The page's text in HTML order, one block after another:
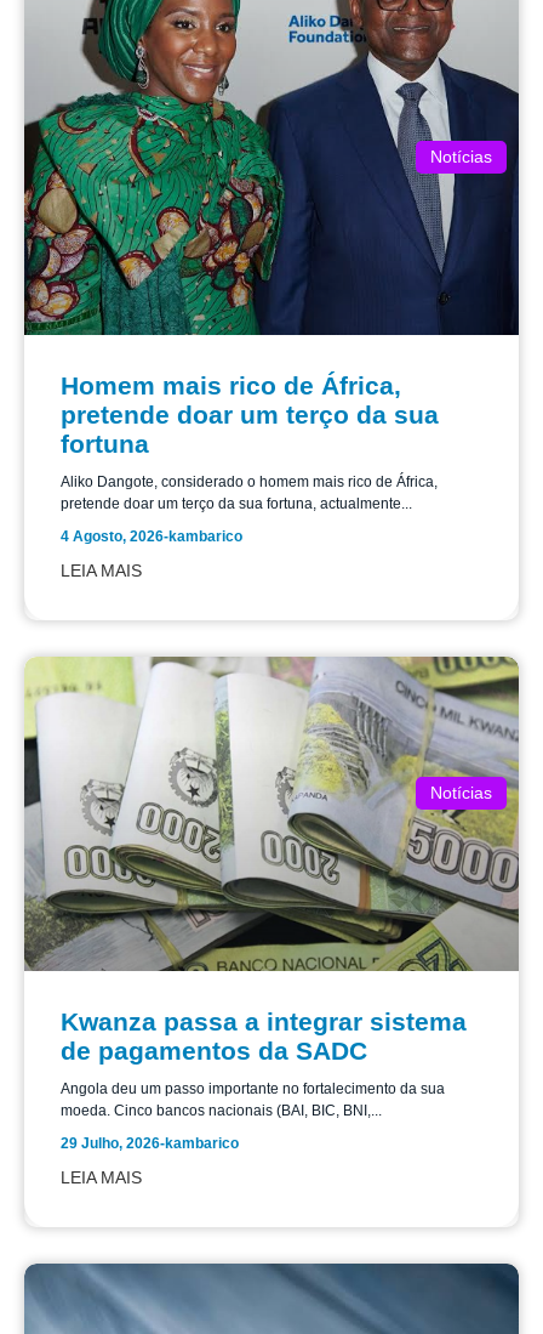
Notícias
Homem mais rico de África,
pretende doar um terço da sua
fortuna
Aliko Dangote, considerado o homem mais rico de África,
pretende doar um terço da sua fortuna, actualmente...
4 Agosto, 2026-kambarico
LEIA MAIS
Notícias
Kwanza passa a integrar sistema
de pagamentos da SADC
Angola deu um passo importante no fortalecimento da sua
moeda. Cinco bancos nacionais (BAI, BIC, BNI,...
29 Julho, 2026-kambarico
LEIA MAIS